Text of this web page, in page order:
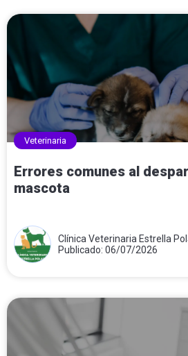
Veterinaria
Errores comunes al
mascota
Clínica Veterinaria Estrella
Publicado: 06/07/2026